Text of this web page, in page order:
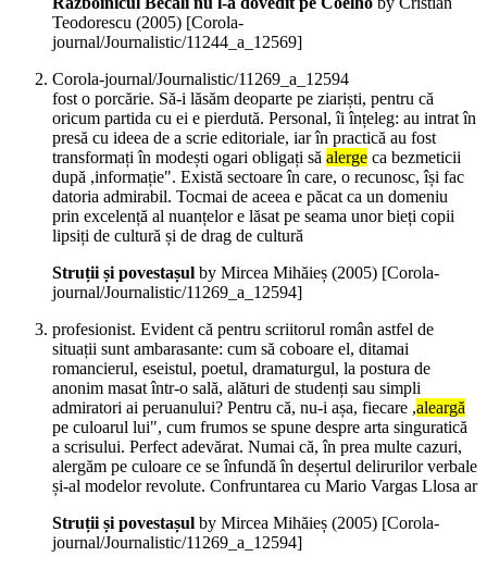
Teodorescu (2005) [Corola-
journal/Journalistic/11244_a_12569]
Corola-journal/Journalistic/11269_a_12594
fost o porcărie. Să-i lăsăm deoparte pe ziariști, pentru că
oricum partida cu ei e pierdută. Personal, îi înțeleg: au intrat în
presă cu ideea de a scrie editoriale, iar în practică au fost
transformați în modești ogari obligați să alerge ca bezmeticii
după ,informație". Există sectoare în care, o recunosc, își fac
datoria admirabil. Tocmai de aceea e păcat ca un domeniu
prin excelență al nuanțelor e lăsat pe seama unor bieți copii
lipsiți de cultură și de drag de cultură
Struții și povestașul by Mircea Mihăieș (2005) [Corola-
journal/Journalistic/11269_a_12594]
profesionist. Evident că pentru scriitorul român astfel de
situații sunt ambarasante: cum să coboare el, ditamai
romancierul, eseistul, poetul, dramaturgul, la postura de
anonim masat într-o sală, alături de studenți sau simpli
admiratori ai peruanului? Pentru că, nu-i așa, fiecare ,aleargă
pe culoarul lui", cum frumos se spune despre arta singuratică
a scrisului. Perfect adevărat. Numai că, în prea multe cazuri,
alergăm pe culoare ce se înfundă în deșertul delirurilor verbale
și-al modelor revolute. Confruntarea cu Mario Vargas Llosa ar
Struții și povestașul by Mircea Mihăieș (2005) [Corola-
journal/Journalistic/11269_a_12594]